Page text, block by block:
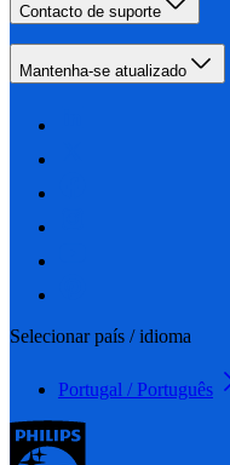
Contacto de suporte
Mantenha-se atualizado
Selecionar país / idioma
Portugal / Português